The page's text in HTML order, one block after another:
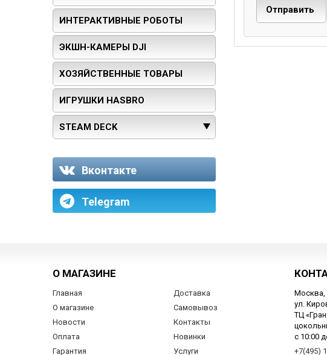
ИНТЕРАКТИВНЫЕ РОБОТЫ
ЭКШН-КАМЕРЫ DJI
ХОЗЯЙСТВЕННЫЕ ТОВАРЫ
ИГРУШКИ HASBRO
STEAM DECK
Вконтакте
Telegram
О МАГАЗИНЕ
Главная
О магазине
Новости
Оплата
Гарантия
Доставка
Самовывоз
Контакты
Новинки
Услуги
Москва,
ул.
ТЦ
с 10:00
+7(495)